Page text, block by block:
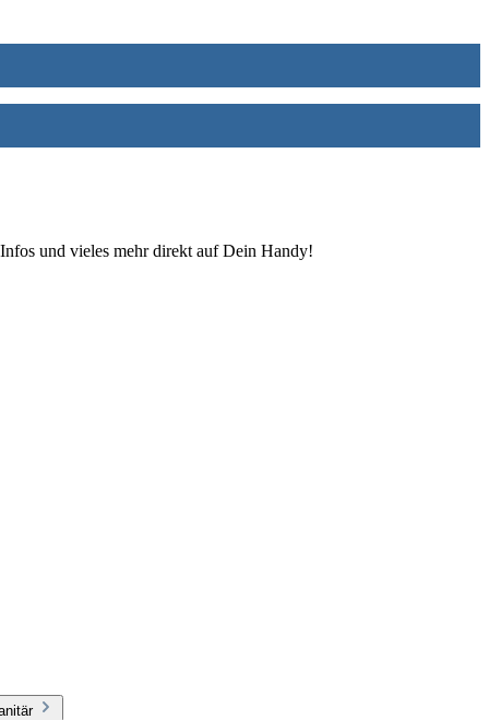
und vieles mehr direkt auf Dein Handy!